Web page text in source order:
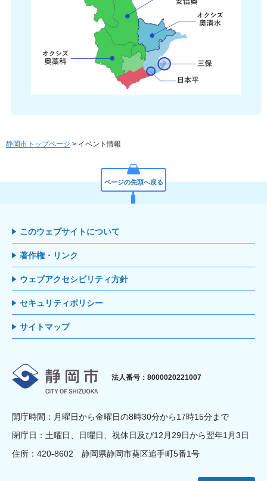
静岡市トップページ > イベント情報
ページの先頭へ戻る
このウェブサイトについて
著作権・リンク
ウェブアクセシビリティ方針
セキュリティポリシー
サイトマップ
静岡市
法人番号：8000020221007
開庁時間：月曜日から金曜日の8時30分から17時15分まで
閉庁日：土曜日、日曜日、祝休日及び12月29日から翌年1月3日
住所：420-8602 静岡県静岡市葵区追手町5番1号